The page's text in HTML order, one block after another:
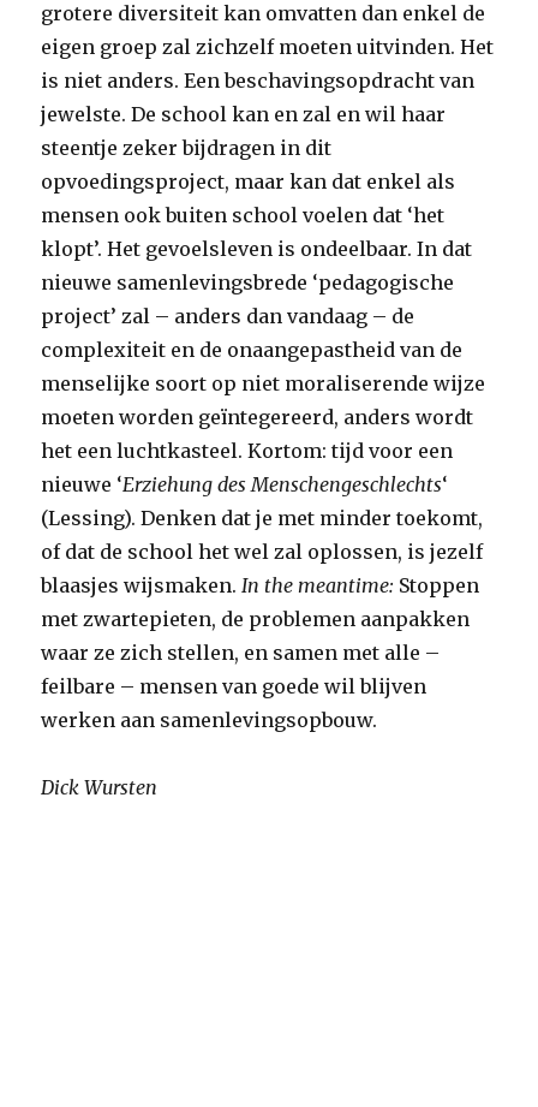
grotere diversiteit kan omvatten dan enkel de
eigen groep zal zichzelf moeten uitvinden. Het
is niet anders. Een beschavingsopdracht van
jewelste.De school kan en zal en wil haar
steentje zeker bijdragen in dit
opvoedingsproject, maar kan dat enkel als
mensen ook buiten school voelen dat ‘het
klopt’. Het gevoelsleven is ondeelbaar. In dat
nieuwe samenlevingsbrede ‘pedagogische
project’ zal – anders dan vandaag – de
complexiteit en de onaangepastheid van de
menselijke soort op niet moraliserende wijze
moeten worden geïntegereerd, anders wordt
het een luchtkasteel. Kortom: tijd voor een
nieuwe ‘Erziehung des Menschengeschlechts‘
(Lessing). Denken dat je met minder toekomt,
of dat de school het wel zal oplossen, is jezelf
blaasjes wijsmaken.In the meantime: Stoppen
met zwartepieten, de problemen aanpakken
waar ze zich stellen, en samen met alle –
feilbare – mensen van goede wil blijven
werken aan samenlevingsopbouw.
Dick Wursten